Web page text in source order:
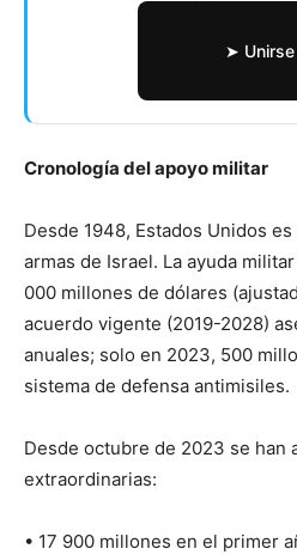
➤
Cronología del apoyo militar
Desde 1948, Estados Unidos
armas de Israel. La ayuda
000 millones de dólares
acuerdo vigente (2019-2028)
anuales; solo en 2023, 500
sistema de defensa antimisiles.
Desde octubre de 2023 se han
extraordinarias:
• 17 900 millones en el primer